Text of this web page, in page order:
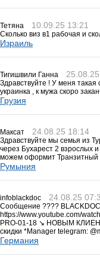
Тетяна 10.09.25 13:21
Сколько виз в1 рабочая и
Израиль
Тигишвили Ганна
Здравствуйте ! У меня
украинка , к мужа скоро
Грузия
Максат 24.08.25 18:14
Здравствуйте мы семья из
через Бухарест 2 взрослых
можем оформит Транзитный
Румыния
infoblackdoc 24.08.25
Сообщение ????
https://www.youtube.com/
PRO-01-18 ↘ НОВЫМ
скидки *Manager telegram:
Германия